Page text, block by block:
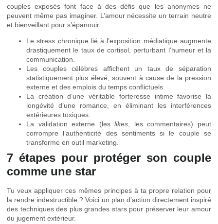
couples exposés font face à des défis que les anonymes ne
peuvent même pas imaginer. L’amour nécessite un terrain neutre
et bienveillant pour s’épanouir.
Le stress chronique lié à l’exposition médiatique augmente
drastiquement le taux de cortisol, perturbant l’humeur et la
communication.
Les couples célèbres affichent un taux de séparation
statistiquement plus élevé, souvent à cause de la pression
externe et des emplois du temps conflictuels.
La création d’une véritable forteresse intime favorise la
longévité d’une romance, en éliminant les interférences
extérieures toxiques.
La validation externe (leslikes, les commentaires) peut
corrompre l’authenticité des sentiments si le couple se
transforme en outil marketing.
7 étapes pour protéger son couple
comme une star
Tu veux appliquer ces mêmes principes à ta propre relation pour
la rendre indestructible ? Voici un plan d’action directement inspiré
des techniques des plus grandes stars pour préserver leur amour
du jugement extérieur.